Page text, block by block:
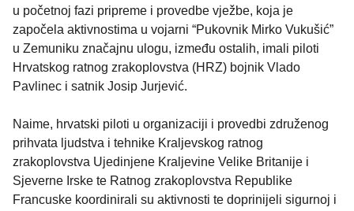
u početnoj fazi pripreme i provedbe vježbe, koja je
započela aktivnostima u vojarni “Pukovnik Mirko Vukušić”
u Zemuniku značajnu ulogu, između ostalih, imali piloti
Hrvatskog ratnog zrakoplovstva (HRZ) bojnik Vlado
Pavlinec i satnik Josip Jurjević.
Naime, hrvatski piloti u organizaciji i provedbi združenog
prihvata ljudstva i tehnike Kraljevskog ratnog
zrakoplovstva Ujedinjene Kraljevine Velike Britanije i
Sjeverne Irske te Ratnog zrakoplovstva Republike
Francuske koordinirali su aktivnosti te doprinijeli sigurnoj i